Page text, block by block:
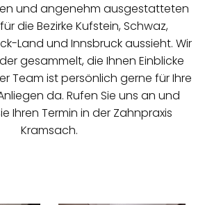
und angenehm ausgestatteten
die Bezirke Kufstein, Schwaz,
Land und Innsbruck aussieht. Wir
gesammelt, die Ihnen Einblicke
Team ist persönlich gerne für Ihre
da. Rufen Sie uns an und
Ihren Termin in der Zahnpraxis
Kramsach.